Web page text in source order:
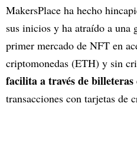
MakersPlace ha hecho
sus inicios y ha atraído a una
primer mercado de NFT en
criptomonedas (ETH) y sin
facilita a través de
transacciones con tarjetas de